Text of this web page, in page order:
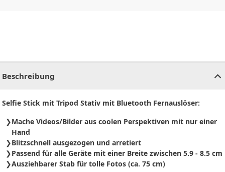
Beschreibung
Selfie Stick mit Tripod Stativ mit Bluetooth Fernauslöser:
Mache Videos/Bilder aus coolen Perspektiven mit nur einer
Hand
Blitzschnell ausgezogen und arretiert
Passend für alle Geräte mit einer Breite zwischen 5.9 - 8.5 cm
Ausziehbarer Stab für tolle Fotos (ca. 75 cm)